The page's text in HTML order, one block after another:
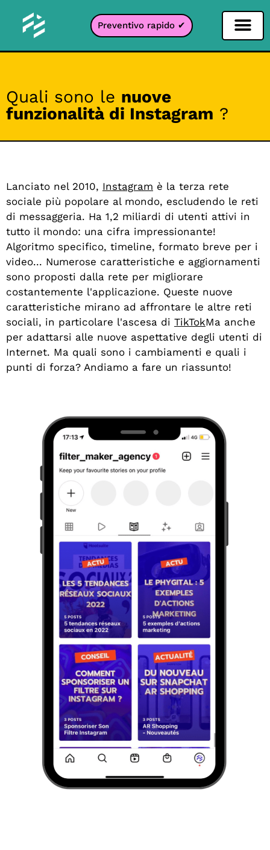
Preventivo rapido ✔
Quali sono le nuove
funzionalità di Instagram ?
Lanciato nel 2010, Instagram è la terza rete
sociale più popolare al mondo, escludendo le reti
di messaggeria. Ha 1,2 miliardi di utenti attivi in
tutto il mondo: una cifra impressionante!
Algoritmo specifico, timeline, formato breve per i
video... Numerose caratteristiche e aggiornamenti
sono proposti dalla rete per migliorare
costantemente l'applicazione. Queste nuove
caratteristiche mirano ad affrontare le altre reti
sociali, in particolare l'ascesa di TikTokMa anche
per adattarsi alle nuove aspettative degli utenti di
Internet. Ma quali sono i cambiamenti e quali i
punti di forza? Andiamo a fare un riassunto!